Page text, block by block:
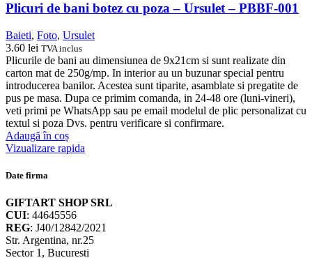
Plicuri de bani botez cu poza – Ursulet – PBBF-001
Baieti, Foto, Ursulet
3.60 lei TVA inclus
Plicurile de bani au dimensiunea de 9x21cm si sunt realizate din
carton mat de 250g/mp. In interior au un buzunar special pentru
introducerea banilor. Acestea sunt tiparite, asamblate si pregatite de
pus pe masa. Dupa ce primim comanda, in 24-48 ore (luni-vineri),
veti primi pe WhatsApp sau pe email modelul de plic personalizat cu
textul si poza Dvs. pentru verificare si confirmare.
Adaugă în coș
Vizualizare rapida
Date firma
GIFTART SHOP SRL
CUI: 44645556
REG: J40/12842/2021
Str. Argentina, nr.25
Sector 1, Bucuresti